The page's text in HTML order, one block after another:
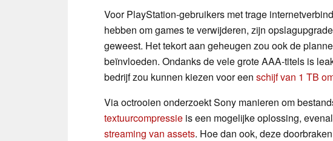
Voor PlayStation-gebruikers met trage
hebben om games te verwijderen, zijn
geweest. Het tekort aan geheugen zou ook de
beïnvloeden. Ondanks de vele grote AAA-titels is
bedrijf zou kunnen kiezen voor een schijf van 1 TB
Via octrooien onderzoekt Sony manieren om
textuurcompressie is een mogelijke oplossing,
streaming van assets. Hoe dan ook, deze